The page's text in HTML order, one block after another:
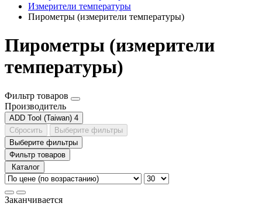
Измерители температуры
Пирометры (измерители температуры)
Пирометры (измерители
температуры)
Фильтр товаров
Производитель
ADD Tool (Taiwan) 4
Сбросить
Выберите фильтры
Выберите фильтры
Фильтр товаров
Каталог
Заканчивается